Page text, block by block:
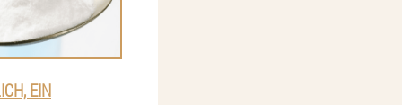
EIN